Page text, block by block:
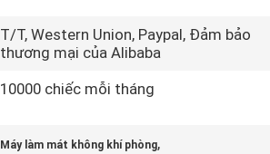
T/T, Western Union, Paypal, Đảm bảo
thương mại của Alibaba
10000 chiếc mỗi tháng
Máy làm mát không khí phòng,